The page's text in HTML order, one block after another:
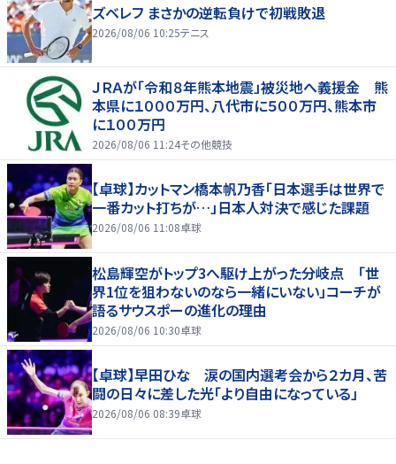
ズベレフ まさかの逆転負けで初戦敗退
2026/08/06 10:25テニス
ＪＲＡが「令和８年熊本地震」被災地へ義援金 熊
本県に１０００万円、八代市に５００万円、熊本市
に１００万円
2026/08/06 11:24その他競技
【卓球】カットマン橋本帆乃香「日本選手は世界で
一番カット打ちが…」日本人対決で感じた課題
2026/08/06 11:08卓球
松島輝空がトップ3へ駆け上がった分岐点 「世
界1位を狙わないのなら一緒にいない」コーチが
語るサウスポーの進化の理由
2026/08/06 10:30卓球
【卓球】早田ひな 涙の国内選考会から２カ月、苦
闘の日々に差した光「より自由になっている」
2026/08/06 08:39卓球